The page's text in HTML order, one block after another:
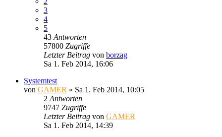
3
4
5
43 Antworten
57800 Zugriffe
Letzter Beitrag von borzag
Sa 1. Feb 2014, 16:06
Systemtest
von GAMER » Sa 1. Feb 2014, 10:05
2 Antworten
9747 Zugriffe
Letzter Beitrag von GAMER
Sa 1. Feb 2014, 14:39